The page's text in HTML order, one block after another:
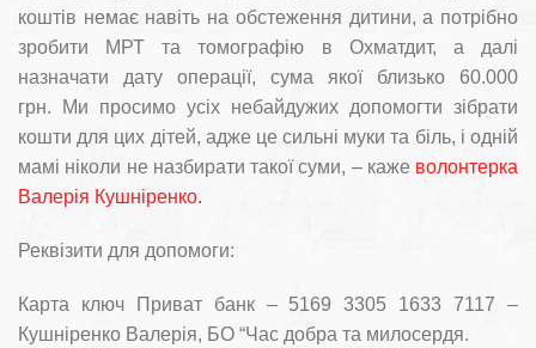
коштів немає навіть на обстеження дитини, а потрібно
зробити МРТ та томографію в Охматдит, а далі
назначати дату операції, сума якої близько 60.000
грн. Ми просимо усіх небайдужих допомогти зібрати
кошти для цих дітей, адже це сильні муки та біль, і одній
мамі ніколи не назбирати такої суми, – каже волонтерка
Валерія Кушніренко.
Реквізити для допомоги:
Карта ключ Приват банк – 5169 3305 1633 7117 –
Кушніренко Валерія, БО “Час добра та милосердя.